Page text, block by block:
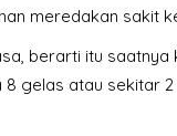
meredakan sakit
berarti itu saatnya
gelas atau sekitar